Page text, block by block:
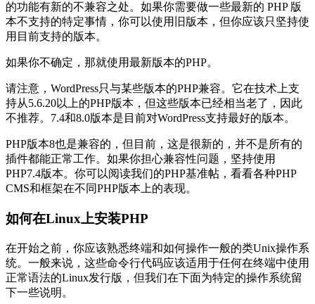
的功能有新的不兼容之处。如果你需要做一些最新的 PHP 版
本不支持的特定事情，你可以使用旧版本，但你应该只坚持使
用目前支持的版本。
如果你不确定，那就使用最新版本的PHP。
请注意，WordPress只与某些版本的PHP兼容。它在技术上支
持从5.6.20以上的PHP版本，但这些版本已经相当老了，因此
不推荐。7.4和8.0版本是目前对WordPress支持最好的版本。
PHP版本8也是兼容的，但目前，这是很新的，并不是所有的
插件都能正常工作。如果你担心兼容性问题，坚持使用
PHP7.4版本。你可以阅读我们的PHP基准帖，看看各种PHP
CMS和框架在不同PHP版本上的表现。
如何在Linux上安装PHP
在开始之前，你应该熟悉终端和如何操作一般的类Unix操作系
统。一般来说，这些命令行代码应该适用于任何在终端中使用
正常语法的Linux发行版，但我们在下面为特定的操作系统留
下一些说明。